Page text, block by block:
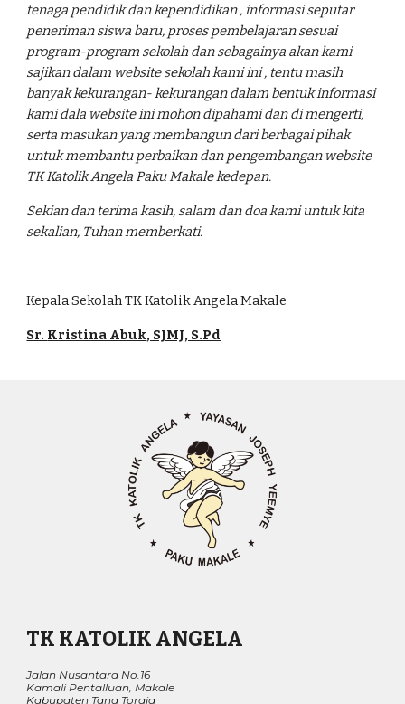
tenaga pendidik dan kependidikan , informasi seputar
peneriman siswa baru, proses pembelajaran sesuai
program-program sekolah dan sebagainya akan kami
sajikan dalam website sekolah kami ini , tentu masih
banyak kekurangan- kekurangan dalam bentuk informasi
kami dala website ini mohon dipahami dan di mengerti,
serta masukan yang membangun dari berbagai pihak
untuk membantu perbaikan dan pengembangan website
TK Katolik Angela Paku Makale kedepan.
Sekian dan terima kasih, salam dan doa kami untuk kita
sekalian, Tuhan memberkati.
Kepala Sekolah TK Katolik Angela Makale
Sr. Kristina Abuk, SJMJ, S.Pd
TK KATOLIK ANGELA
Jalan Nusantara No.16
Kamali Pentalluan, Makale
Kabupaten Tana Toraja